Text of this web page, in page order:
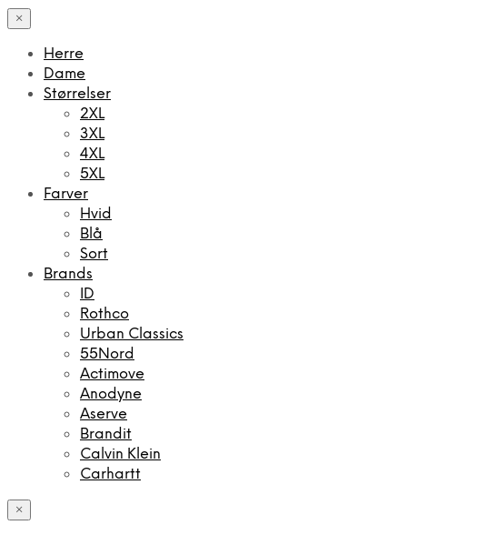
×
Herre
Dame
Størrelser
2XL
3XL
4XL
5XL
Farver
Hvid
Blå
Sort
Brands
ID
Rothco
Urban Classics
55Nord
Actimove
Anodyne
Aserve
Brandit
Calvin Klein
Carhartt
×